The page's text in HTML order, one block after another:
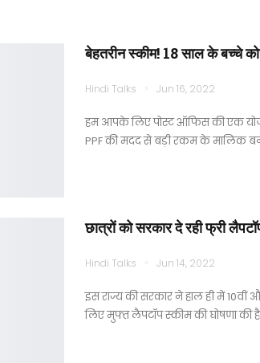
बेहतरीन स्कीम! 18 साल के बच्चे
Hindi Talks Jun 16, 2022
हम आपके लिए पोस्ट ऑफिस की एक
PPF की मदद से बड़ी रकम के मालिक
छात्रों को सरकार दे रही फ्री
Hindi Talks Jun 14, 2022
इस राज्य की सरकार ने हाल ही में 10वीं
लिए मुफ्त लैपटॉप स्कीम की घोषणा की